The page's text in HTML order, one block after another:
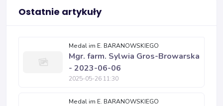
Ostatnie artykuły
Medal im E. BARANOWSKIEGO
Mgr. farm. Sylwia Gros-Browarska
- 2023-06-06
2025-05-26 11:30
Medal im E. BARANOWSKIEGO